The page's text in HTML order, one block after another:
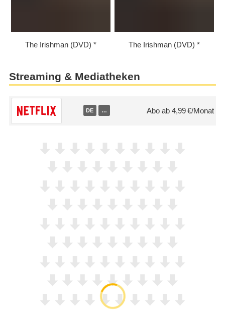
The Irishman (DVD) The Irishman (DVD)
Streaming & Mediatheken
DE … Abo ab 4,99 €/Monat